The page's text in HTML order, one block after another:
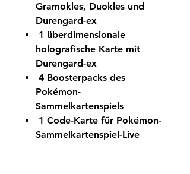
Gramokles, Duokles und
Durengard-ex
1 überdimensionale
holografische Karte mit
Durengard-ex
4 Boosterpacks des
Pokémon-
Sammelkartenspiels
1 Code-Karte für Pokémon-
Sammelkartenspiel-Live